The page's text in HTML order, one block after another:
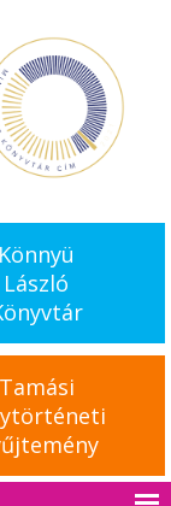
Könnyü
László
Tamási